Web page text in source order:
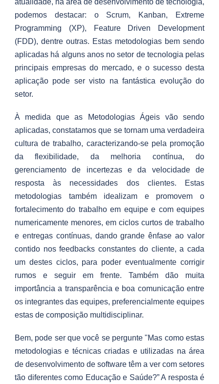
podemos destacar: o Scrum, Kanban, Extreme
Programming (XP), Feature Driven Development
(FDD), dentre outras. Estas metodologias bem sendo
aplicadas há alguns anos no setor de tecnologia pelas
principais empresas do mercado, e o sucesso desta
aplicação pode ser visto na fantástica evolução do
setor.
À medida que as Metodologias Ágeis vão sendo
aplicadas, constatamos que se tornam uma verdadeira
cultura de trabalho, caracterizando-se pela promoção
da flexibilidade, da melhoria contínua, do
gerenciamento de incertezas e da velocidade de
resposta às necessidades dos clientes. Estas
metodologias também idealizam e promovem o
fortalecimento do trabalho em equipe e com equipes
numericamente menores, em ciclos curtos de trabalho
e entregas contínuas, dando grande ênfase ao valor
contido nos feedbacks constantes do cliente, a cada
um destes ciclos, para poder eventualmente corrigir
rumos e seguir em frente. Também dão muita
importância a transparência e boa comunicação entre
os integrantes das equipes, preferencialmente equipes
estas de composição multidisciplinar.
Bem, pode ser que você se pergunte "Mas como estas
metodologias e técnicas criadas e utilizadas na área
de desenvolvimento de software têm a ver com setores
tão diferentes como Educação e Saúde?” A resposta é